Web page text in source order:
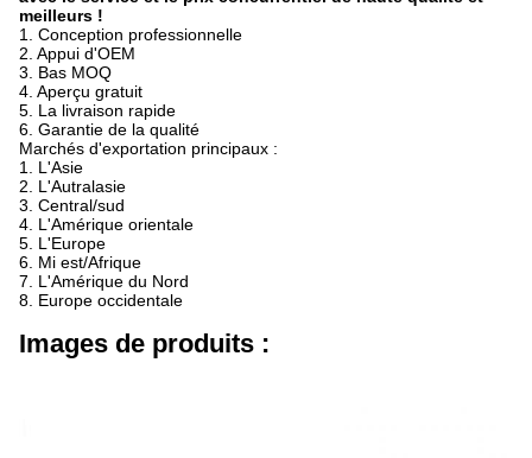
meilleurs !
1. Conception professionnelle
2. Appui d'OEM
3. Bas MOQ
4. Aperçu gratuit
5. La livraison rapide
6. Garantie de la qualité
Marchés d'exportation principaux :
1. L'Asie
2. L'Autralasie
3. Central/sud
4. L'Amérique orientale
5. L'Europe
6. Mi est/Afrique
7. L'Amérique du Nord
8. Europe occidentale
Images de produits :